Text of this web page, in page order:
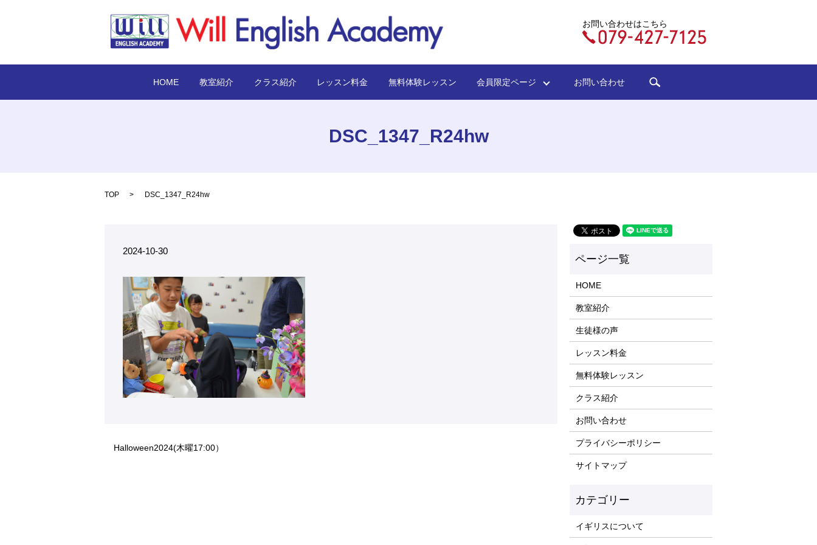
お問い合わせはこちら
HOME 教室紹介 クラス紹介 レッスン料金 無料体験レッスン 会員限定ページ お問い合わせ
DSC_1347_R24hw
TOP DSC_1347_R24hw
2024-10-30
Halloween2024(木曜17:00）
HOME
教室紹介
生徒様の声
レッスン料金
無料体験レッスン
クラス紹介
お問い合わせ
プライバシーポリシー
サイトマップ
イギリスについて